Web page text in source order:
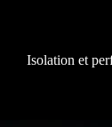
Isolation et